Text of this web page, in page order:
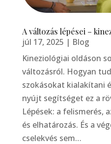
A változás lépései –
júl 17, 2025 | Blog
Kineziológiai oldáson
változásról. Hogyan
szokásokat kialakítani
nyújt segítséget ez a
Lépések: a felismerés,
és elhatározás. És a
cselekvés sem…